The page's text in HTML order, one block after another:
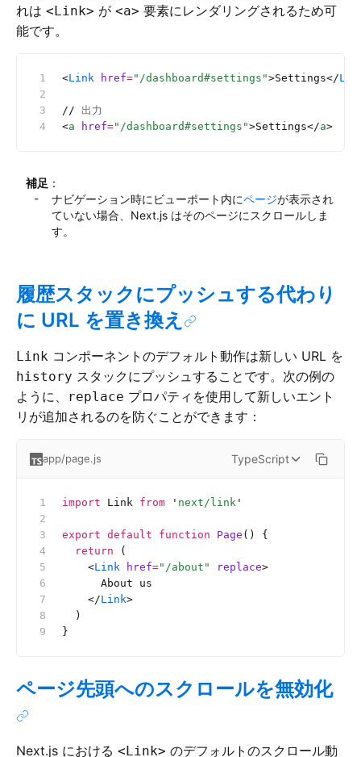
れは <Link> が <a> 要素にレンダリングされるため可
能です。
<Link href="/dashboard#settings">Settings</
// 出力
<a href="/dashboard#settings">Settings</a>
補足 ：
ナビゲーション時にビューポート内にページが表示され
ていない場合、Next.js はそのページにスクロールしま
す。
履歴スタックにプッシュする代わり
に URL を置き換え
Link コンポーネントのデフォルト動作は新しい URL を
history スタックにプッシュすることです。次の例の
ように、
replace プロパティを使用して新しいエント
リが追加されるのを防ぐことができます：
app/page.js TypeScript
import Link from ' next/link '
export default function Page () {
  return
(
    <
Link href="/about" replace>
      About us
    </
Link>
  )
}
ページ先頭へのスクロールを無効化
Next.js における <Link> のデフォルトのスクロール動